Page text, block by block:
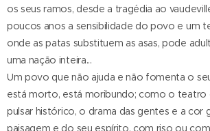
os seus ramos, desde a tragédia ao
poucos anos a sensibilidade do povo e um
onde as patas substituem as asas, pode
uma nação inteira...
Um povo que não ajuda e não fomenta o
está morto, está moribundo; como o teatro
pulsar histórico, o drama das gentes e a cor
paisagem e do seu espírito, com riso ou